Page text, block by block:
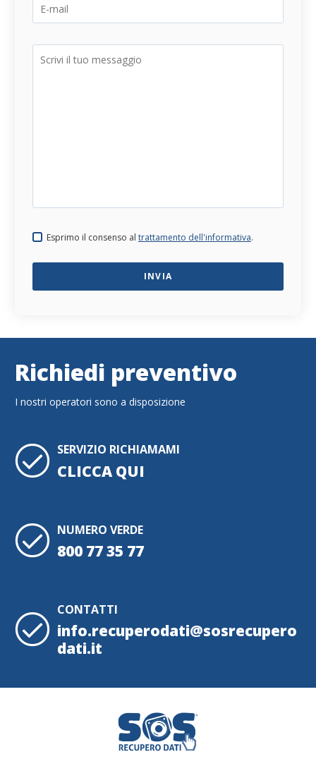
Esprimo il consenso al trattamento dell'informativa.
Richiedi preventivo
I nostri operatori sono a disposizione
SERVIZIO RICHIAMAMI
CLICCA QUI
NUMERO VERDE
800 77 35 77
CONTATTI
info.recuperodati@sosrecupero
dati.it